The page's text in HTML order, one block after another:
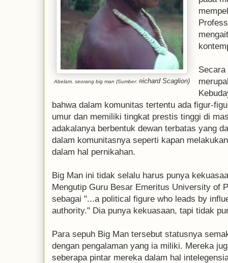
Abelam, seorang big man (Sumber: Richard Scaglion)
bahwa dalam komunitas tertentu ada figur-
umur dan memiliki tingkat prestis tinggi di
adakalanya berbentuk dewan terbatas yang
dalam komunitasnya seperti kapan
dalam hal pernikahan.
Big Man ini tidak selalu harus punya
Mengutip Guru Besar Emeritus University of
sebagai "...a political figure who leads by
authority." Dia punya kekuasaan, tapi tidak
Para sepuh Big Man tersebut statusnya
dengan pengalaman yang ia miliki. Mereka
seberapa pintar mereka dalam hal